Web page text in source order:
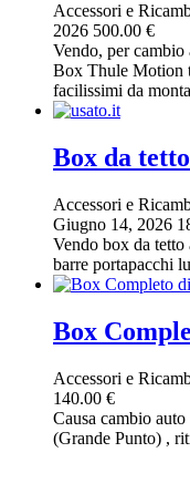
Accessori e
2026 500.00 €
Vendo, per
Box Thule Motion
facilissimi da
Box da
Accessori e
Giugno 14, 2026
Vendo box da
barre portapacchi
Box
Accessori e
140.00 €
Causa cambio
(Grande Punto) ,